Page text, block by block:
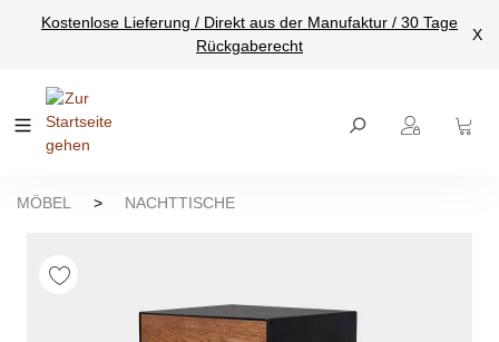
springen
Kostenlose Lieferung / Direkt aus der Manufaktur / 30 Tage
Rückgaberecht
X
MÖBEL > NACHTTISCHE